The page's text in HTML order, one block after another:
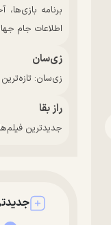
برنامه
اطلاعات جام
زی‌سان
زی‌سان:
راز بقا
جدیدترین